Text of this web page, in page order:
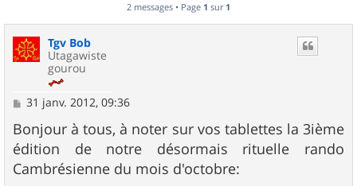
2 messages • Page 1 sur 1
Tgv Bob
Utagawiste
gourou
M
s
s
a
g
e
31 janv. 2012, 09:36
Bonjour à tous, à noter sur vos tablettes la 3ième
édition de notre désormais rituelle rando
Cambrésienne du mois d'octobre: